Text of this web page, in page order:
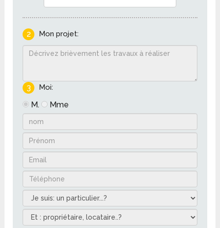
2 Mon projet:
3 Moi:
M. Mme